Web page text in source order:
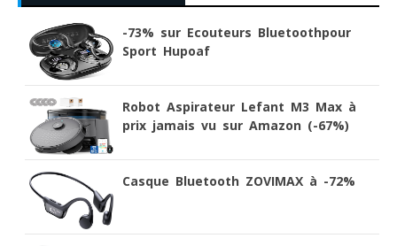
-73% sur Ecouteurs Bluetoothpour
Sport Hupoaf
Robot Aspirateur Lefant M3 Max à
prix jamais vu sur Amazon (-67%)
Casque Bluetooth ZOVIMAX à -72%